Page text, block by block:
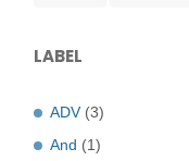
LABEL
ADV (3)
And (1)